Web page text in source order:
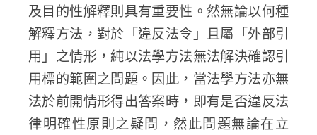
及目的性解釋則具有重要性。然無論以何種
解釋方法，對於「違反法令」且屬「外部引
用」之情形，純以法學方法無法解決確認引
用標的範圍之問題。因此，當法學方法亦無
法於前開情形得出答案時，即有是否違反法
律明確性原則之疑問，然此問題無論在立